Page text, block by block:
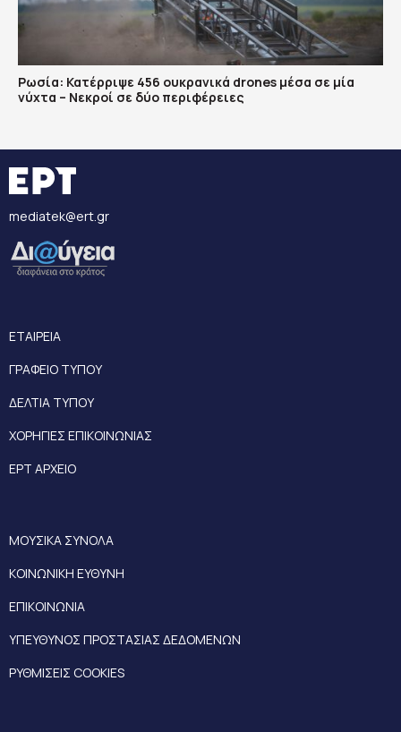
Ρωσία: Κατέρριψε 456 ουκρανικά drones μέσα σε μία
νύχτα – Νεκροί σε δύο περιφέρειες
mediatek@ert.gr
ΕΤΑΙΡΕΙΑ
ΓΡΑΦΕΙΟ ΤΥΠΟΥ
ΔΕΛΤΙΑ ΤΥΠΟΥ
ΧΟΡΗΓΙΕΣ ΕΠΙΚΟΙΝΩΝΙΑΣ
ΕΡΤ ΑΡΧΕΙΟ
ΜΟΥΣΙΚΑ ΣΥΝΟΛΑ
ΚΟΙΝΩΝΙΚΗ ΕΥΘΥΝΗ
ΕΠΙΚΟΙΝΩΝΙΑ
ΥΠΕΥΘΥΝΟΣ ΠΡΟΣΤΑΣΙΑΣ ΔΕΔΟΜΕΝΩΝ
ΡΥΘΜΙΣΕΙΣ COOKIES